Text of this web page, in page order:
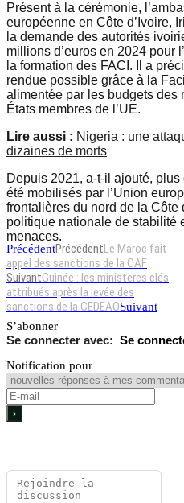
Présent à la cérémonie,
européenne en Côte d’Ivoire,
la demande des autorités
millions d’euros en 2024 pour
la formation des FACI. Il a
rendue possible grâce à la
alimentée par les budgets des
États membres de l’UE.
Lire aussi : Nigeria : une
dizaines de morts
Depuis 2021, a-t-il ajouté,
été mobilisés par l’Union
frontalières du nord de la Côte
politique nationale de stabilité
menaces.
PrécédentPrécédentLe Maroc fait
appel des sanctions de la CAF
SuivantGuinée : les ministères clés
attribués après la levée des
sanctions de la CEDEAOSuivant
S’abonner
Se
Notification pour